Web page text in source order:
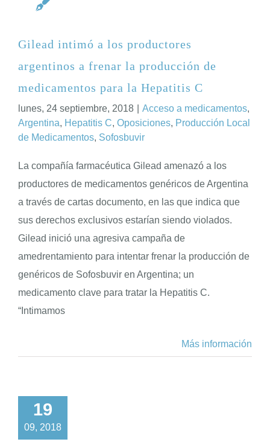
Gilead intimó a los productores
argentinos a frenar la producción de
medicamentos para la Hepatitis C
lunes, 24 septiembre, 2018 Acceso a medicamentos,
Argentina, Hepatitis C, Oposiciones, Producción Local
de Medicamentos, Sofosbuvir
La compañía farmacéutica Gilead amenazó a los
productores de medicamentos genéricos de Argentina
a través de cartas documento, en las que indica que
sus derechos exclusivos estarían siendo violados.
Gilead inició una agresiva campaña de
amedrentamiento para intentar frenar la producción de
genéricos de Sofosbuvir en Argentina; un
medicamento clave para tratar la Hepatitis C.
“Intimamos
Más información
19
09, 2018